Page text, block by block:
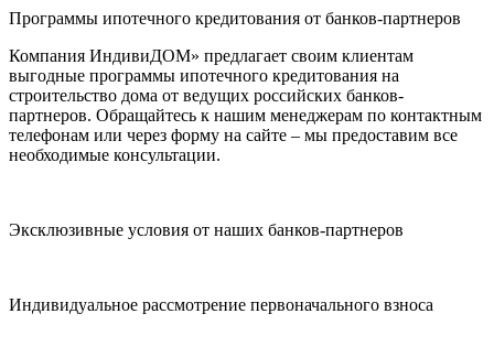
Программы ипотечного кредитования от банков-партнеров
Компания ИндивиДОМ» предлагает своим клиентам
выгодные программы ипотечного кредитования на
строительство дома от ведущих российских банков-
партнеров. Обращайтесь к нашим менеджерам по контактным
телефонам или через форму на сайте – мы предоставим все
необходимые консультации.
Эксклюзивные условия от наших банков-партнеров
Индивидуальное рассмотрение первоначального взноса